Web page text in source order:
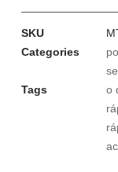
SKU
Categories
Tags
o